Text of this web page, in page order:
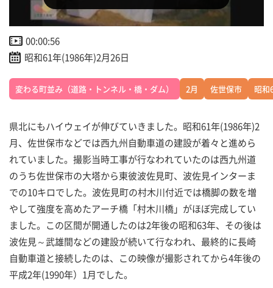
00:00:56
昭和61年(1986年)2月26日
変わる町並み（道路・トンネル・橋・ダム） 2月 佐世保市 昭和
県北にもハイウェイが伸びていきました。昭和61年(1986年)2
月、佐世保市などでは西九州自動車道の建設が着々と進めら
れていました。撮影当時工事が行なわれていたのは西九州道
のうち佐世保市の大塔から東彼波佐見町、波佐見インターま
での10キロでした。波佐見町の村木川付近では橋脚の数を増
やして強度を高めたアーチ橋「村木川橋」がほぼ完成してい
ました。この区間が開通したのは2年後の昭和63年、その後は
波佐見～武雄間などの建設が続いて行なわれ、最終的に長崎
自動車道と接続したのは、この映像が撮影されてから4年後の
平成2年(1990年）1月でした。